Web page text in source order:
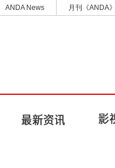
ANDA News 月刊《ANDA》